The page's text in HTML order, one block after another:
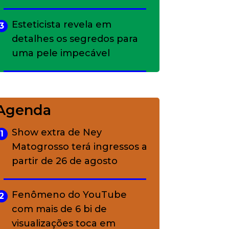
Esteticista revela em
detalhes os segredos para
uma pele impecável
charme rústico que
conquistou o luxo
A ciência por trás da
skincare: a função de cada
ativo
1
Show extra de Ney
Matogrosso terá ingressos a
partir de 26 de agosto
Fenômeno do YouTube
com mais de 6 bi de
visualizações toca em